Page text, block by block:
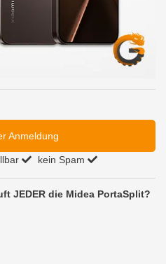
Anmeldung
kein Spam
JEDER die Midea PortaSplit?